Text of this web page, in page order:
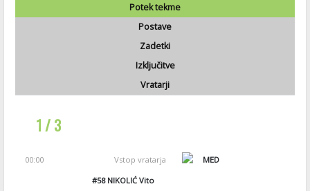
Potek tekme
Postave
Zadetki
Izključitve
Vratarji
1 / 3
00:00 Vstop vratarja
MED
#58NIKOLIĆ Vito